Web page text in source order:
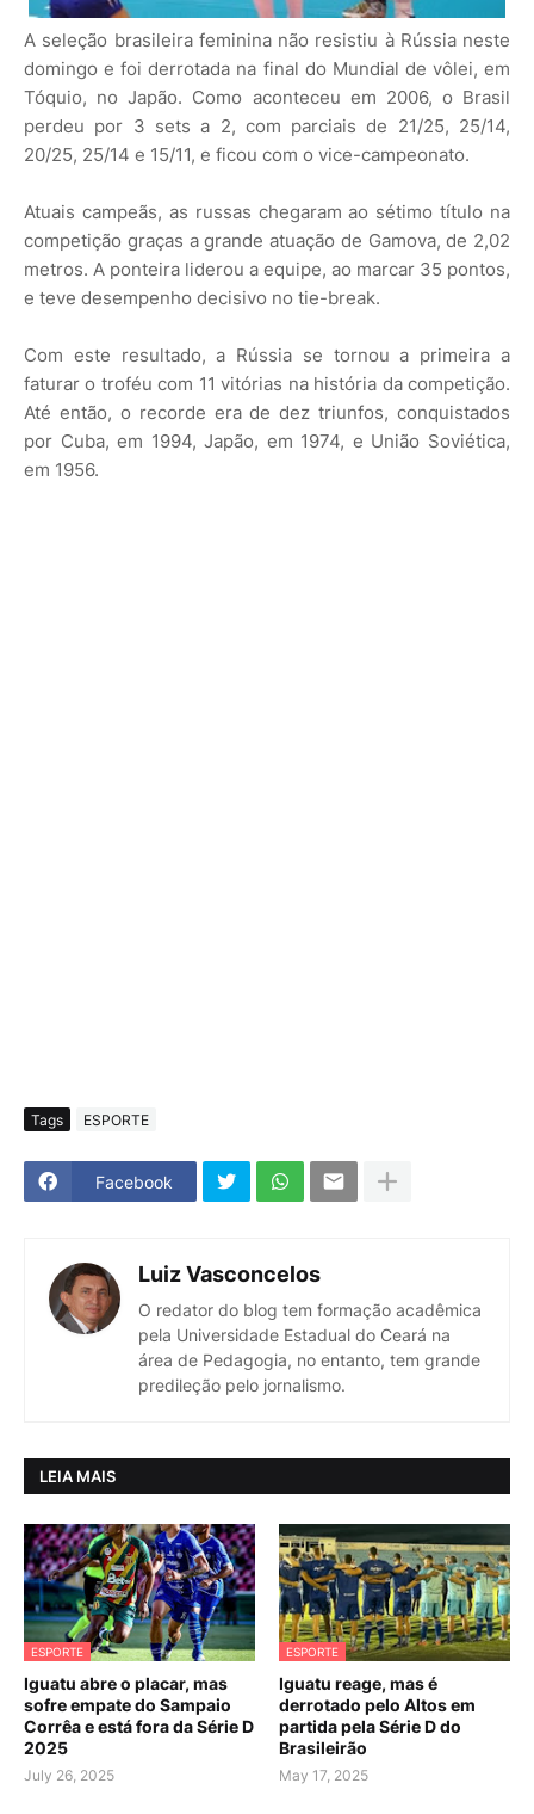
A seleção brasileira feminina não resistiu à Rússia neste
domingo e foi derrotada na final do Mundial de vôlei, em
Tóquio, no Japão. Como aconteceu em 2006, o Brasil
perdeu por 3 sets a 2, com parciais de 21/25, 25/14,
20/25, 25/14 e 15/11, e ficou com o vice-campeonato.
Atuais campeãs, as russas chegaram ao sétimo título na
competição graças a grande atuação de Gamova, de 2,02
metros. A ponteira liderou a equipe, ao marcar 35 pontos,
e teve desempenho decisivo no tie-break.
Com este resultado, a Rússia se tornou a primeira a
faturar o troféu com 11 vitórias na história da competição.
Até então, o recorde era de dez triunfos, conquistados
por Cuba, em 1994, Japão, em 1974, e União Soviética,
em 1956.
Tags ESPORTE
Facebook
Luiz Vasconcelos
O redator do blog tem formação acadêmica
pela Universidade Estadual do Ceará na
área de Pedagogia, no entanto, tem grande
predileção pelo jornalismo.
LEIA MAIS
ESPORTE
Iguatu abre o placar, mas
sofre empate do Sampaio
Corrêa e está fora da Série D
2025
July 26, 2025
ESPORTE
Iguatu reage, mas é
derrotado pelo Altos em
partida pela Série D do
Brasileirão
May 17, 2025